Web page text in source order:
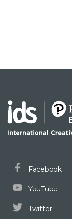
Facebook
YouTube
Twitter